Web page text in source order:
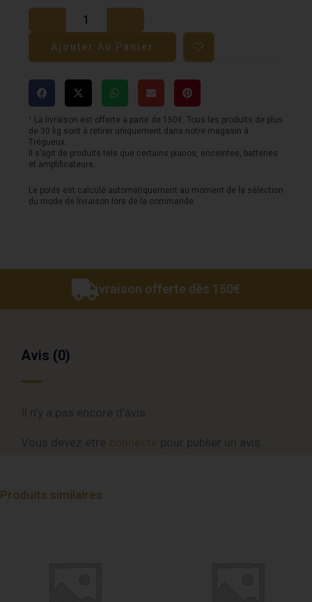
de
Cordes
D'ADDARIO
Pour
basse
50-
105
Ajouter Au Panier
¹ La livraison est offerte a partir de 150€. Tous les produits de plus
de 30 kg sont à retirer uniquement dans notre magasin à
Trégueux.
Il s’agit de produits tels que certains pianos, enceintes, batteries
et amplificateurs.
Le poids est calculé automatiquement au moment de la sélection
du mode de livraison lors de la commande.
Livraison offerte dès 150€
Avis (0)
connecté
Produits similaires